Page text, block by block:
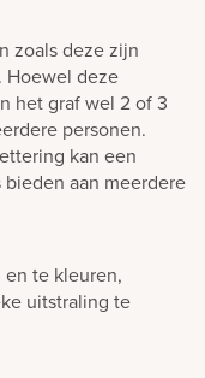
zoals deze zijn
Hoewel deze
het graf wel 2 of 3
personen.
kan een
aan meerdere
en te kleuren,
uitstraling te